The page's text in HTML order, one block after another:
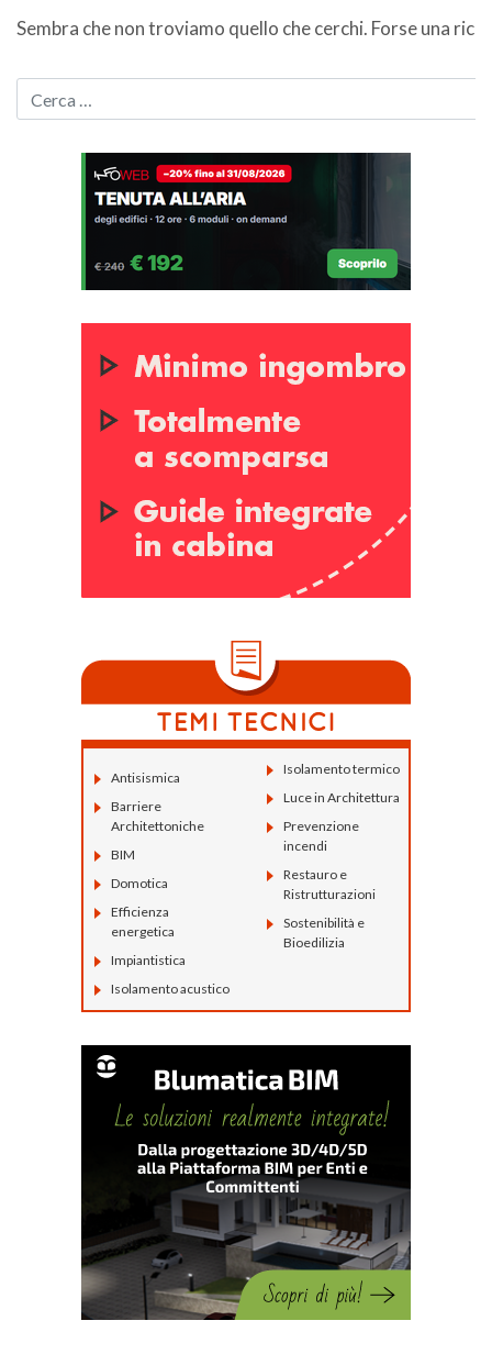
Sembra che non troviamo quello che cerchi. Forse una
Antisismica
Barriere
Architettoniche
BIM
Domotica
Efficienza
energetica
Impiantistica
Isolamento acustico
Isolamento termico
Luce in Architettura
Prevenzione
incendi
Restauro e
Ristrutturazioni
Sostenibilità e
Bioedilizia